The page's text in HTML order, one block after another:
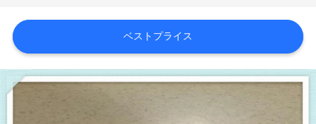
て
工
ベストプライス